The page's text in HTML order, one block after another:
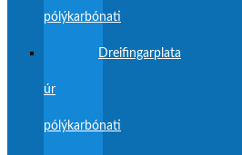
pólýkarbónati
Dreifingarplata
úr
pólýkarbónati